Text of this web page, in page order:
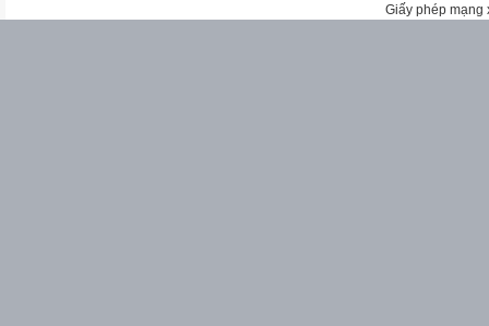
Giấy phép mạng